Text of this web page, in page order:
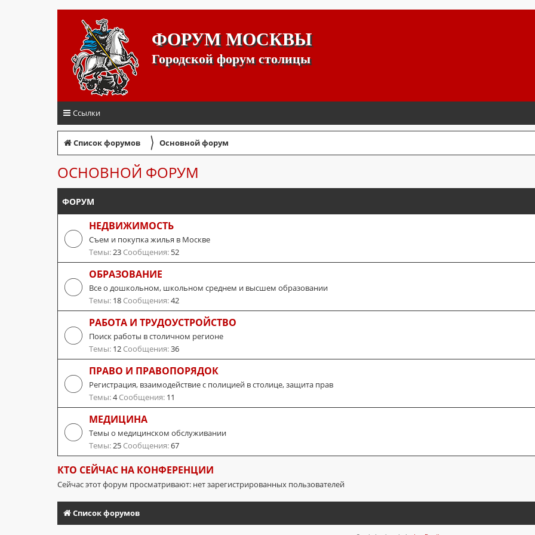
ФОРУМ МОСКВЫ
Городской форум столицы
Ссылки
Список форумов 〉 Основной форум
ОСНОВНОЙ ФОРУМ
ФОРУМ
НЕДВИЖИМОСТЬ
Съем и покупка жилья в Москве
Темы:23 Сообщения: 52
ОБРАЗОВАНИЕ
Все о дошкольном, школьном среднем и высшем образовании
Темы: 18 Сообщения:42
РАБОТА И ТРУДОУСТРОЙСТВО
Поиск работы в столичном регионе
Темы: 12 Сообщения:36
ПРАВО И ПРАВОПОРЯДОК
Регистрация, взаимодействие с полицией в столице, защита прав
Темы:4Сообщения: 11
МЕДИЦИНА
Темы о медицинском обслуживании
Темы:25 Сообщения:67
КТО СЕЙЧАС НА КОНФЕРЕНЦИИ
Сейчас этот форум просматривают: нет зарегистрированных пользователей
Список форумов